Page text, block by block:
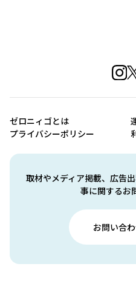
取材やメディア掲載、広告
事に関するお
お問い合
ゼロニィゴとは
プライバシーポリシー